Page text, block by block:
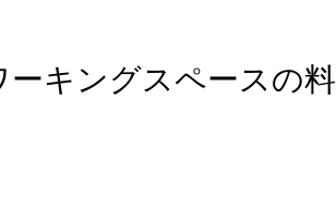
キングスペースの料